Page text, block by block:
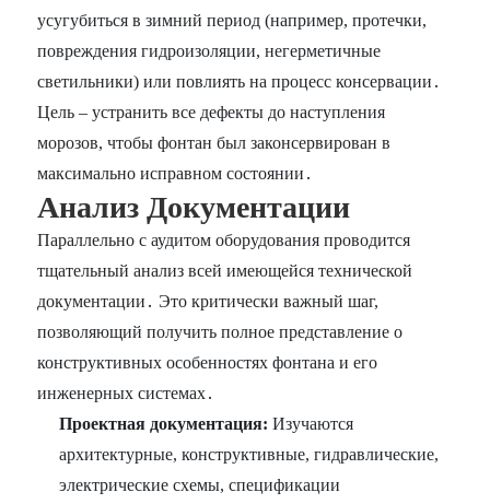
усугубиться в зимний период (например, протечки,
повреждения гидроизоляции, негерметичные
светильники) или повлиять на процесс консервации․
Цель – устранить все дефекты до наступления
морозов, чтобы фонтан был законсервирован в
максимально исправном состоянии․
Анализ Документации
Параллельно с аудитом оборудования проводится
тщательный анализ всей имеющейся технической
документации․ Это критически важный шаг,
позволяющий получить полное представление о
конструктивных особенностях фонтана и его
инженерных системах․
Проектная документация: Изучаются
архитектурные, конструктивные, гидравлические,
электрические схемы, спецификации